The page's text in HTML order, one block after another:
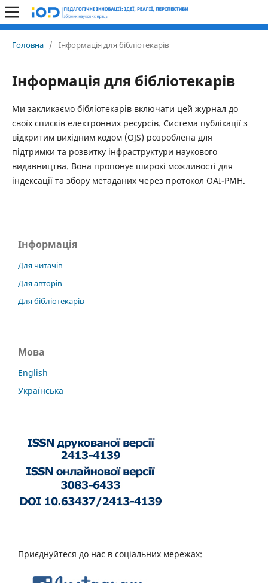
Головна / Інформація для бібліотекарів
Інформація для бібліотекарів
Ми закликаємо бібліотекарів включати цей журнал до
своїх списків електронних ресурсів. Система публікації з
відкритим вихідним кодом (OJS) розроблена для
підтримки та розвитку інфраструктури наукового
видавництва. Вона пропонує широкі можливості для
індексації та збору метаданих через протокол OAI-PMH.
Інформація
Для читачів
Для авторів
Для бібліотекарів
Мова
English
Українська
Приєднуйтеся до нас в соціальних мережах: